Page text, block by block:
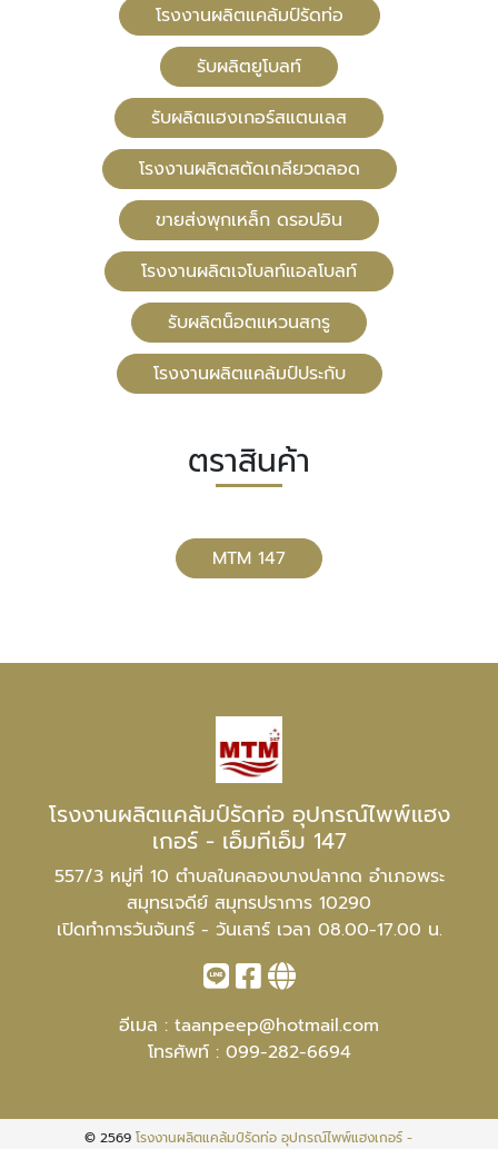
โรงงานผลิตแคล้มป์รัดท่อ
รับผลิตยูโบลท์
รับผลิตแฮงเกอร์สแตนเลส
โรงงานผลิตสตัดเกลียวตลอด
ขายส่งพุกเหล็ก ดรอปอิน
โรงงานผลิตเจโบลท์แอลโบลท์
รับผลิตน็อตแหวนสกรู
โรงงานผลิตแคล้มป์ประกับ
ตราสินค้า
MTM 147
โรงงานผลิตแคล้มป์รัดท่อ อุปกรณ์ไพพ์แฮง
เกอร์ - เอ็มทีเอ็ม 147
557/3 หมู่ที่ 10 ตำบลในคลองบางปลากด อำเภอพระ
สมุทรเจดีย์ สมุทรปราการ 10290
เปิดทำการวันจันทร์ - วันเสาร์ เวลา 08.00-17.00 น.
อีเมล : taanpeep@hotmail.com
โทรศัพท์ : 099-282-6694
© 2569โรงงานผลิตแคล้มป์รัดท่อ อุปกรณ์ไพพ์แฮงเกอร์ -